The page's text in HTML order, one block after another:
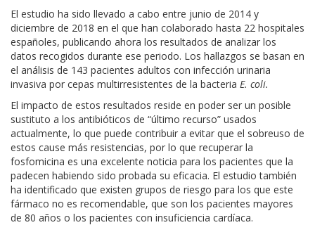
El estudio ha sido llevado a cabo entre junio de 2014 y
diciembre de 2018 en el que han colaborado hasta 22 hospitales
españoles, publicando ahora los resultados de analizar los
datos recogidos durante ese periodo. Los hallazgos se basan en
el análisis de 143 pacientes adultos con infección urinaria
invasiva por cepas multirresistentes de la bacteria E. coli.
El impacto de estos resultados reside en poder ser un posible
sustituto a los antibióticos de “último recurso” usados
actualmente, lo que puede contribuir a evitar que el sobreuso de
estos cause más resistencias, por lo que recuperar la
fosfomicina es una excelente noticia para los pacientes que la
padecen habiendo sido probada su eficacia. El estudio también
ha identificado que existen grupos de riesgo para los que este
fármaco no es recomendable, que son los pacientes mayores
de 80 años o los pacientes con insuficiencia cardíaca.